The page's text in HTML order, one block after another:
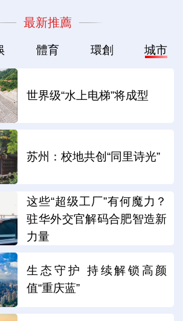
最新推薦
體育 環創 城市
世界级“水上电梯”将成型
苏州：校地共创“同里诗光”
这些“超级工厂”有何魔力？
驻华外交官解码合肥智造新
力量
生态守护 持续解锁高颜
值“重庆蓝”